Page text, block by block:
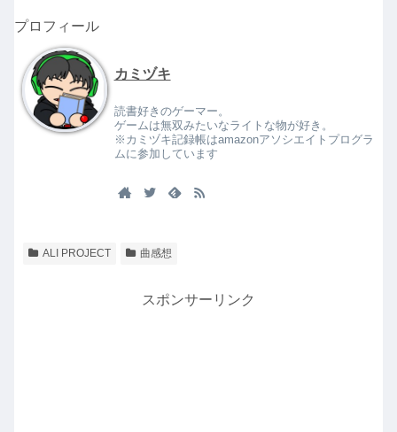
プロフィール
カミヅキ
読書好きのゲーマー。
ゲームは無双みたいなライトな物が好き。
※カミヅキ記録帳はamazonアソシエイトプログラ
ムに参加しています
ALI PROJECT 曲感想
スポンサーリンク